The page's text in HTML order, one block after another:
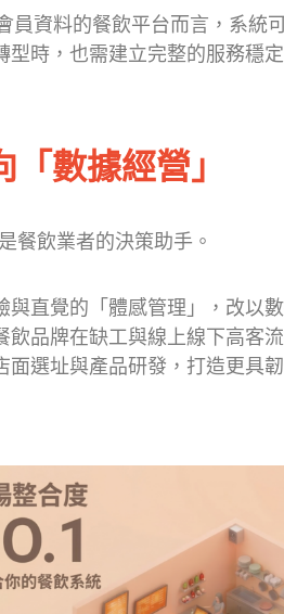
員資料的餐飲平台而言，系統
時，也需建立完整的服務穩
數據經營」
餐飲業者的決策助手。
直覺的「體感管理」，改以
品牌在缺工與線上線下高客
選址與產品研發，打造更具